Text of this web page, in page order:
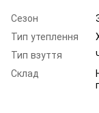
Сезон
Тип утеплення
Тип взуття
Склад